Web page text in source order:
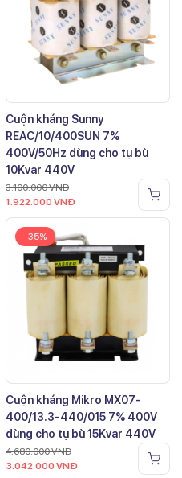
Cuộn kháng Sunny
REAC/10/400SUN 7%
400V/50Hz dùng cho tụ bù
10Kvar 440V
3.100.000VNĐ
1.922.000 VNĐ
-35%
Cuộn kháng Mikro MX07-
400/13.3-440/015 7% 400V
dùng cho tụ bù 15Kvar 440V
4.680.000VNĐ
3.042.000 VNĐ